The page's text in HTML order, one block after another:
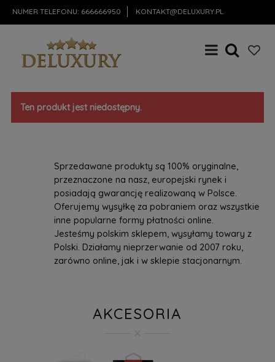
NUMER TELEFONU: 666666950 KONTAKT@DELUXURY.PL
Ten produkt jest niedostępny.
Sprzedawane produkty są 100% oryginalne,
przeznaczone na nasz, europejski rynek i
posiadają gwarancję realizowaną w Polsce.
Oferujemy wysyłkę za pobraniem oraz wszystkie
inne popularne formy płatności online.
Jesteśmy polskim sklepem, wysyłamy towary z
Polski. Działamy nieprzerwanie od 2007 roku,
zarówno online, jak i w sklepie stacjonarnym.
AKCESORIA